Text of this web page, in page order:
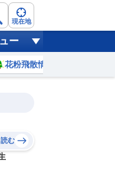
現在地
ー
花粉飛散情報
む